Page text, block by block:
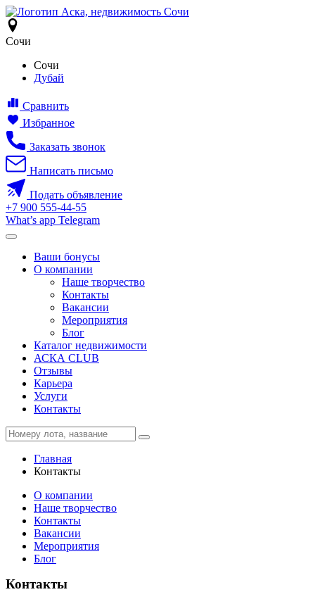
Сочи
Сочи
Дубай
Сравнить
Избранное
Заказать звонок
Написать письмо
Подать объявление
+7 900 555-44-55
What’s app Telegram
Ваши бонусы
О компании
Наше творчество
Контакты
Вакансии
Мероприятия
Блог
Каталог недвижимости
АСКА CLUB
Отзывы
Карьера
Услуги
Контакты
Главная
Контакты
О компании
Наше творчество
Контакты
Вакансии
Мероприятия
Блог
Контакты